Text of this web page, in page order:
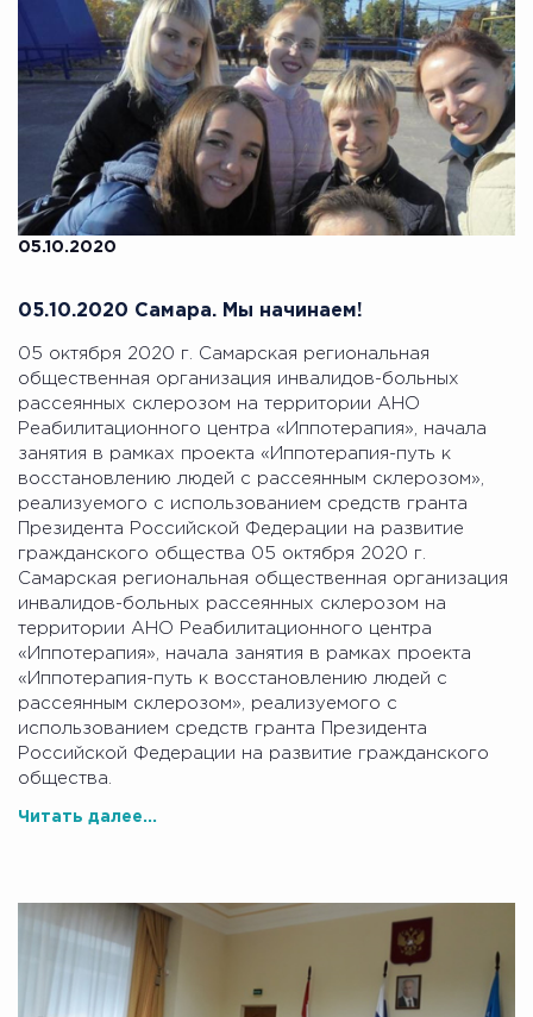
05.10.2020
05.10.2020 Самара. Мы начинаем!
05 октября 2020 г. Самарская региональная
общественная организация инвалидов-больных
рассеянных склерозом на территории АНО
Реабилитационного центра «Иппотерапия», начала
занятия в рамках проекта «Иппотерапия-путь к
восстановлению людей с рассеянным склерозом»,
реализуемого с использованием средств гранта
Президента Российской Федерации на развитие
гражданского общества 05 октября 2020 г.
Самарская региональная общественная организация
инвалидов-больных рассеянных склерозом на
территории АНО Реабилитационного центра
«Иппотерапия», начала занятия в рамках проекта
«Иппотерапия-путь к восстановлению людей с
рассеянным склерозом», реализуемого с
использованием средств гранта Президента
Российской Федерации на развитие гражданского
общества.
Читать далее...